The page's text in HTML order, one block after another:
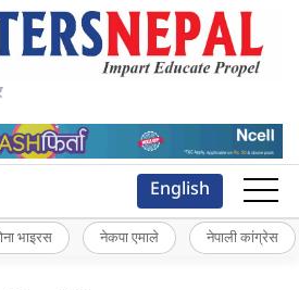
English
भाइरस नेकपा एमाले नेपाली कांग्रेस